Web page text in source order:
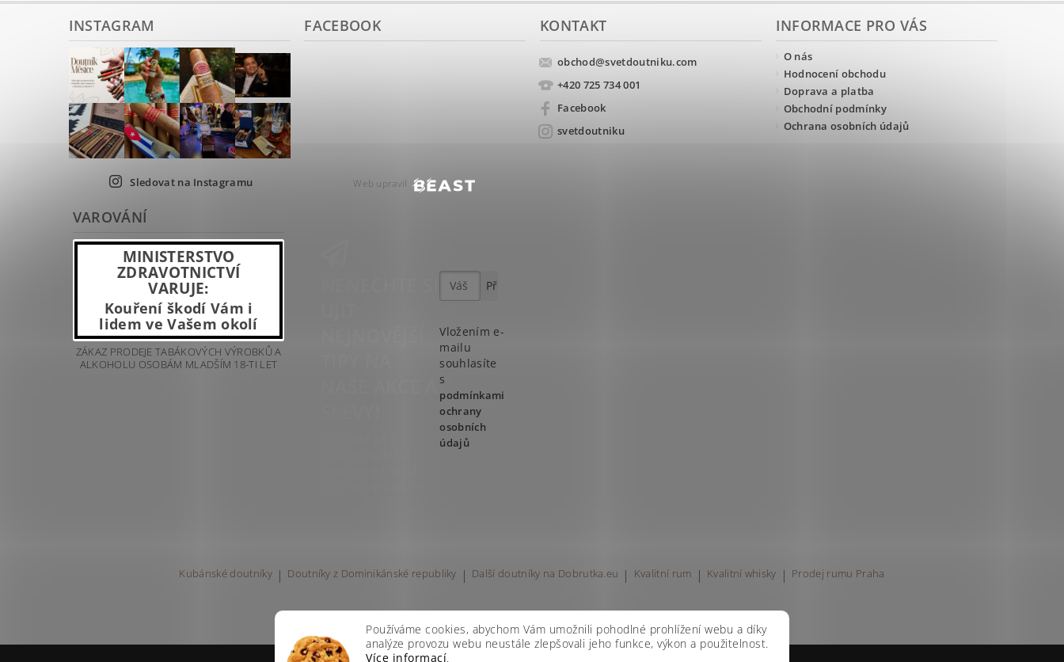
INSTAGRAM
Sledovat na Instagramu
FACEBOOK KONTAKT
obchod@svetdoutniku.com
+420 725 734 001
Facebook
svetdoutniku
INFORMACE PRO VÁS
O nás
Hodnocení obchodu
Doprava a platba
Obchodní podmínky
Ochrana osobních údajů
VAROVÁNÍ
MINISTERSTVO
ZDRAVOTNICTVÍ
VARUJE:
Kouření škodí Vám i
lidem ve Vašem okolí
ZÁKAZ PRODEJE TABÁKOVÝCH VÝROBKŮ A
ALKOHOLU OSOBÁM MLADŠÍM 18-TI LET
Web upravil
Vložením e-
mailu
souhlasíte
s
podmínkami
ochrany
osobních
údajů
Kubánské doutníky | Doutníky z Dominikánské republiky | Další doutníky na Dobrutka.eu | Kvalitní rum | Kvalitní whisky | Prodej rumu Praha
Používáme cookies, abychom Vám umožnili pohodlné prohlížení webu a díky
analýze provozu webu neustále zlepšovali jeho funkce, výkon a použitelnost.
Více informací.